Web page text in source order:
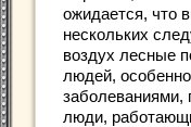
ожидается, что
нескольких
воздух лесные
людей,
люди,